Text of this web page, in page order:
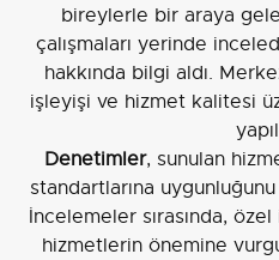
bireylerle bir araya
çalışmaları yerinde
hakkında bilgi aldı.
işleyişi ve hizmet kalitesi
Denetimler, sunulan
standartlarına
İncelemeler sırasında,
hizmetlerin önemine